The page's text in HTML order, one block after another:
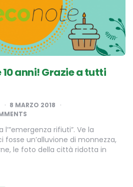
anni! Grazie a tutti
8 MARZO 2018
l’”emergenza rifiuti”. Ve la
un’alluvione di monnezza,
le foto della città ridotta in